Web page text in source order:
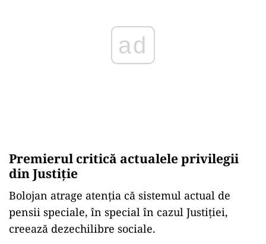
ad
Premierul critică actualele privilegii
din Justiție
Bolojan atrage atenția că sistemul actual de
pensii speciale, în special în cazul Justiției,
creează dezechilibre sociale.